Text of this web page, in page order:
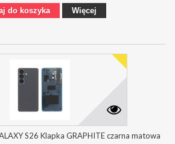
do koszyka Więcej
S26 Klapka GRAPHITE czarna matowa